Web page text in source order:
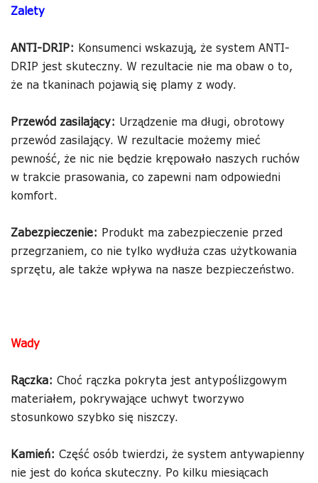
Zalety
ANTI-DRIP: Konsumenci wskazują, że system ANTI-
DRIP jest skuteczny. W rezultacie nie ma obaw o to,
że na tkaninach pojawią się plamy z wody.
Przewód zasilający: Urządzenie ma długi, obrotowy
przewód zasilający. W rezultacie możemy mieć
pewność, że nic nie będzie krępowało naszych ruchów
w trakcie prasowania, co zapewni nam odpowiedni
komfort.
Zabezpieczenie: Produkt ma zabezpieczenie przed
przegrzaniem, co nie tylko wydłuża czas użytkowania
sprzętu, ale także wpływa na nasze bezpieczeństwo.
Wady
Rączka: Choć rączka pokryta jest antypoślizgowym
materiałem, pokrywające uchwyt tworzywo
stosunkowo szybko się niszczy.
Kamień: Część osób twierdzi, że system antywapienny
nie jest do końca skuteczny. Po kilku miesiącach